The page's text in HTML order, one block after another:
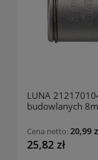
LUNA
budowlanych
25,82 zł
Cena netto: 20,99